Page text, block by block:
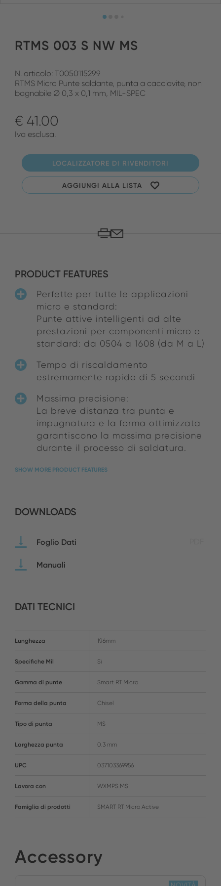
RTMS 003 S NW MS
N. articolo: T0050115299
RTMS Micro Punte saldante, punta a cacciavite, non
bagnabile Ø 0,3 x 0,1 mm, MIL-SPEC
€ 41.00
Iva esclusa.
LOCALIZZATORE DI RIVENDITORI
AGGIUNGI ALLA LISTA
PRODUCT FEATURES
Perfette per tutte le applicazioni
micro e standard:
Punte attive intelligenti ad alte
prestazioni per componenti micro e
standard: da 0504 a 1608 (da M a L)
Tempo di riscaldamento
estremamente rapido di 5 secondi
Massima precisione:
La breve distanza tra punta e
impugnatura e la forma ottimizzata
garantiscono la massima precisione
durante il processo di saldatura.
SHOW MORE PRODUCT FEATURES
DOWNLOADS
Foglio Dati
Manuali
DATI TECNICI
Lunghezza 19.6mm
Specifiche Mil Sì
Gamma di punte Smart RT Micro
Forma della punta Chisel
Tipo di punta MS
Larghezza punta 0.3 mm
UPC 037103369956
Lavora con WXMPS MS
Famiglia di prodotti SMART RT Micro Active
Accessory